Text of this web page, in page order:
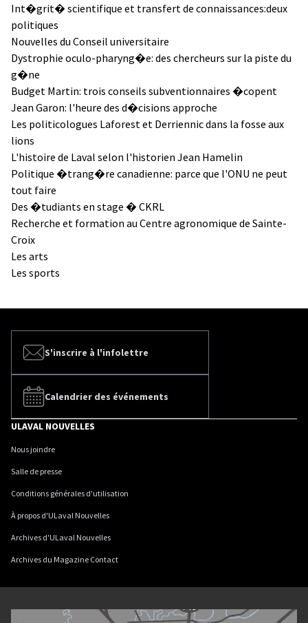
Int�grit� scientifique et transfert de connaissances:deux
politiques
Nouvelles du Conseil universitaire
Dystrophie oculo-pharyng�e: des chercheurs sur la piste du
g�ne
Budget Martin: trois conseils subventionnaires �copent
Jean Garon: l'heure des d�cisions approche
Les politicologues Laforest et Derriennic dans la fosse aux
lions
L'histoire de Laval selon l'historien Jean Hamelin
Politique �trang�re canadienne: parce que l'ONU ne peut
tout faire
Des �tudiants en stage � CKRL
Recherche et formation au Centre agronomique de Sainte-
Croix
Les arts
Les sports
S'inscrire à l'infolettre
Calendrier des événements
ULAVAL NOUVELLES
Nous joindre
Salle de presse
Conditions générales d'utilisation
À propos d'ULaval Nouvelles
Archives d'ULaval Nouvelles
Archives du Magazine Contact